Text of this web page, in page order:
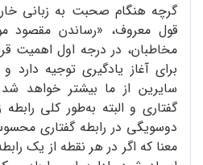
گرچه هنگام صحبت به زبانی
قول معروف، «رساندن مقصود
مخاطبان، در درجه اول اهمیت
برای آغاز یادگیری توجیه دارد
سایرین از ما بیشتر خواهد
گفتاری و البته به‌طور کلی
دوسویگی در رابطه گفتاری
معنا که اگر در هر نقطه از یک